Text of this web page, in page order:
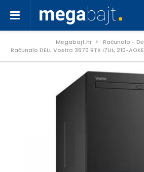
Megabajt.hr
Računalo -
Računalo DELL Vostro 3670 BTX i7UL, 210-